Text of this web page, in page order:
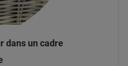
dans un cadre